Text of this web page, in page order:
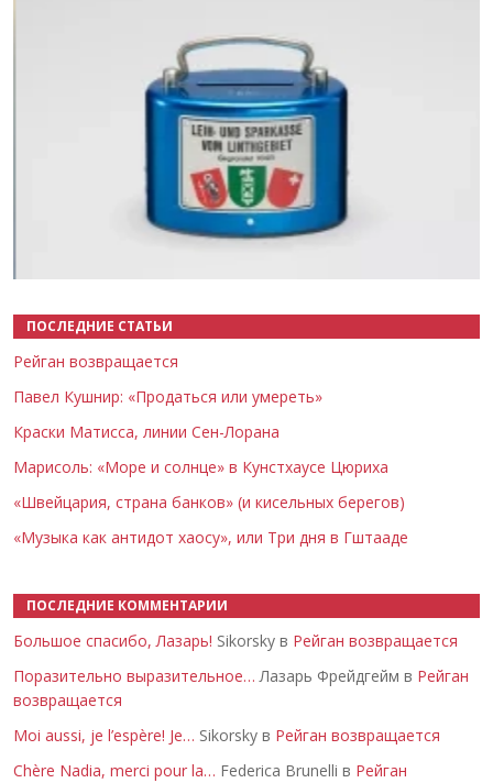
ПОСЛЕДНИЕ СТАТЬИ
Рейган возвращается
Павел Кушнир: «Продаться или умереть»
Краски Матисса, линии Сен-Лорана
Марисоль: «Море и солнце» в Кунстхаусе Цюриха
«Швейцария, страна банков» (и кисельных берегов)
«Музыка как антидот хаосу», или Три дня в Гштааде
ПОСЛЕДНИЕ КОММЕНТАРИИ
Большое спасибо, Лазарь! Sikorsky в Рейган возвращается
Поразительно выразительное… Лазарь Фрейдгейм в Рейган
возвращается
Moi aussi, je l’espère! Je… Sikorsky в Рейган возвращается
Chère Nadia, merci pour la… Federica Brunelli в Рейган